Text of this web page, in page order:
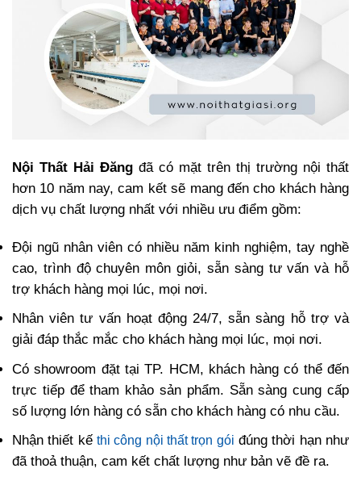
Nội Thất Hải Đăng đã có mặt trên thị trường nội thất
hơn 10 năm nay, cam kết sẽ mang đến cho khách hàng
dịch vụ chất lượng nhất với nhiều ưu điểm gồm:
Đội ngũ nhân viên có nhiều năm kinh nghiệm, tay nghề
cao, trình độ chuyên môn giỏi, sẵn sàng tư vấn và hỗ
trợ khách hàng mọi lúc, mọi nơi.
Nhân viên tư vấn hoạt động 24/7, sẵn sàng hỗ trợ và
giải đáp thắc mắc cho khách hàng mọi lúc, mọi nơi.
Có showroom đặt tại TP. HCM, khách hàng có thể đến
trực tiếp để tham khảo sản phẩm. Sẵn sàng cung cấp
số lượng lớn hàng có sẵn cho khách hàng có nhu cầu.
Nhận thiết kế thi công nội thất trọn gói đúng thời hạn như
đã thoả thuận, cam kết chất lượng như bản vẽ đề ra.